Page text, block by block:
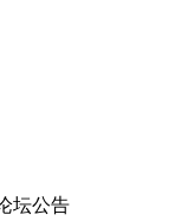
坛公告